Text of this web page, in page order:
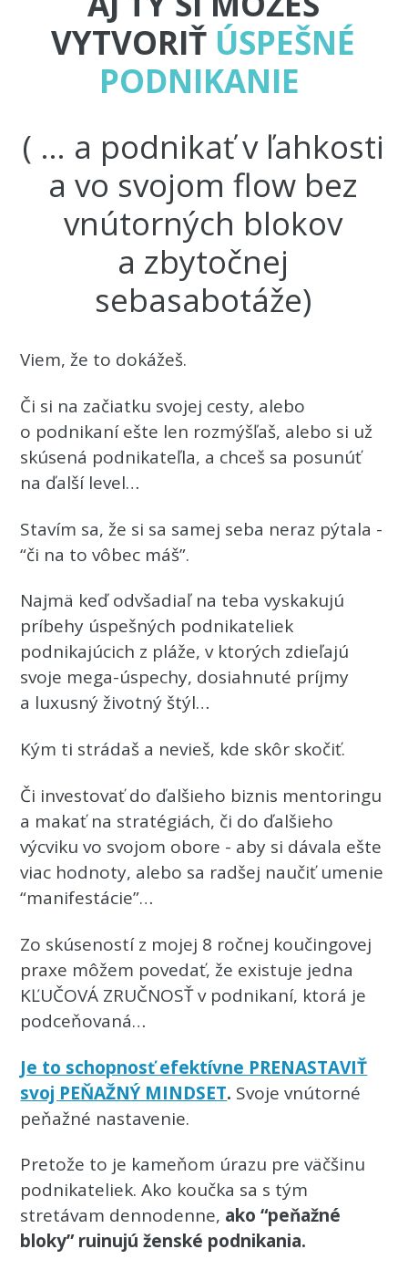
VYTVORIŤ ÚSPEŠNÉ
PODNIKANIE
( … a podnikať v ľahkosti
a vo svojom flow bez
vnútorných blokov
a zbytočnej
sebasabotáže)
Viem, že to dokážeš.
Či si na začiatku svojej cesty, alebo
o podnikaní ešte len rozmýšľaš, alebo si už
skúsená podnikateľla, a chceš sa posunúť
na ďalší level…
Stavím sa, že si sa samej seba neraz pýtala -
“či na to vôbec máš”.
Najmä keď odvšadiaľ na teba vyskakujú
príbehy úspešných podnikateliek
podnikajúcich z pláže, v ktorých zdieľajú
svoje mega-úspechy, dosiahnuté príjmy
a luxusný životný štýl…
Kým ti strádaš a nevieš, kde skôr skočiť.
Či investovať do ďalšieho biznis mentoringu
a makať na stratégiách, či do ďalšieho
výcviku vo svojom obore - aby si dávala ešte
viac hodnoty, alebo sa radšej naučiť umenie
“manifestácie”…
Zo skúseností z mojej 8 ročnej koučingovej
praxe môžem povedať, že existuje jedna
KĽUČOVÁ ZRUČNOSŤ v podnikaní, ktorá je
podceňovaná…
Je to schopnosť efektívne PRENASTAVIŤ
svoj PEŇAŽNÝ MINDSET. Svoje vnútorné
peňažné nastavenie.
Pretože to je kameňom úrazu pre väčšinu
podnikateliek. Ako koučka sa s tým
stretávam dennodenne, ako “peňažné
bloky” ruinujú ženské podnikania.